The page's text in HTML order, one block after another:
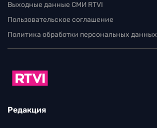
Выходные данные СМИ RTVI
Пользовательское соглашение
Политика обработки персональных данных
Редакция